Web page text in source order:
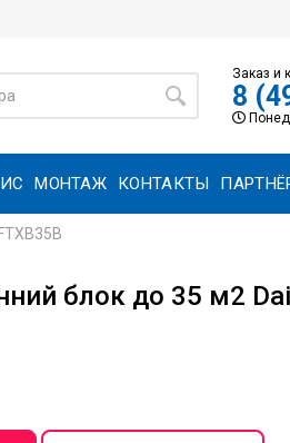
Заказ и
8
МОНТАЖ КОНТАКТЫ
блок до 35 м2